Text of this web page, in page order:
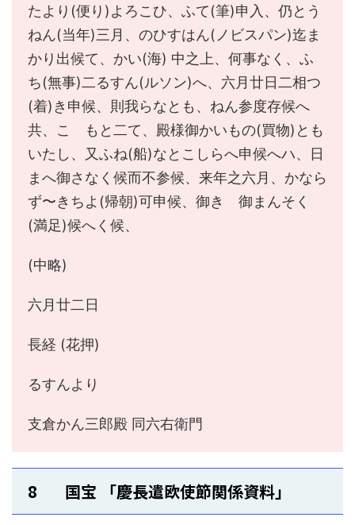
たより(便り)よろこひ、ふて(筆)申入、仍とう
ねん(当年)三月、のひすはん(ノビスパン)迄ま
かり出候て、かい(海) 中之上、何事なく、ふ
ち(無事)二るすん(ルソン)へ、六月廿日二相つ
(着)き申候、則我らなとも、ねん参度存候へ
共、こゝもと二て、殿様御かいもの(買物)とも
いたし、又ふね(船)なとこしらへ申候へハ、日
まへ御さなく候而不参候、来年之六月、かなら
ず〜きちよ(帰朝)可申候、御きゝ御まんそく
(満足)候へく候、
(中略)
六月廿二日
長経 (花押)
るすんより
支倉かん三郎殿 同六右衛門
8 国宝 「慶長遣欧使節関係資料」